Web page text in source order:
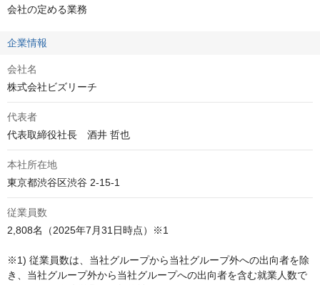
会社の定める業務
企業情報
会社名
株式会社ビズリーチ
代表者
代表取締役社長　酒井 哲也
本社所在地
東京都渋谷区渋谷 2-15-1
従業員数
2,808名（2025年7月31日時点）※1
※1) 従業員数は、当社グループから当社グループ外への出向者を除
き、当社グループ外から当社グループへの出向者を含む就業人数で